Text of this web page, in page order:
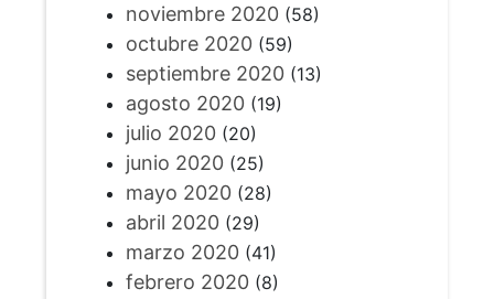
noviembre 2020(58)
octubre 2020(59)
septiembre 2020(13)
agosto 2020(19)
julio 2020(20)
junio 2020(25)
mayo 2020(28)
abril 2020(29)
marzo 2020(41)
febrero 2020(8)